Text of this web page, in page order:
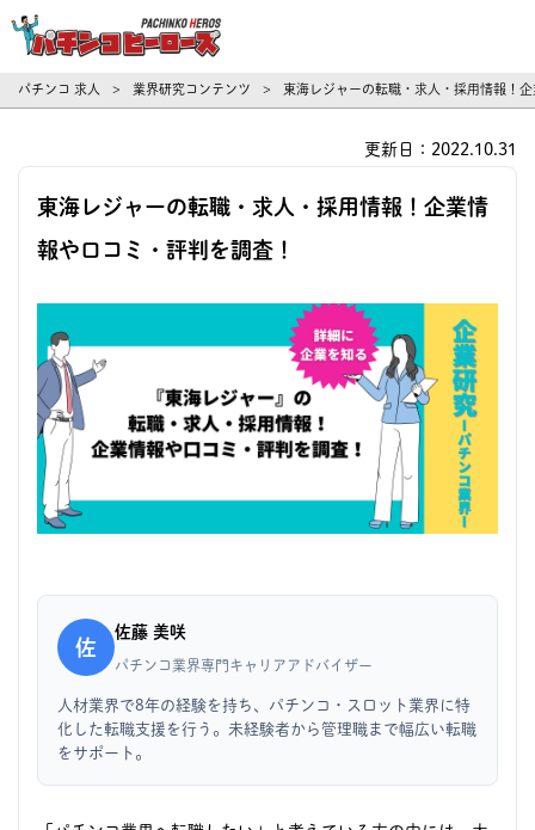
パチンコ 求人 > 業界研究コンテンツ > 東海レジャーの転職・求人・採用情報！
更新日：2022.10.31
東海レジャーの転職・求人・採用情報！企業情
報や口コミ・評判を調査！
佐
佐藤 美咲
パチンコ業界専門キャリアアドバイザー
人材業界で8年の経験を持ち、パチンコ・スロット業界に特
化した転職支援を行う。未経験者から管理職まで幅広い転職
をサポート。